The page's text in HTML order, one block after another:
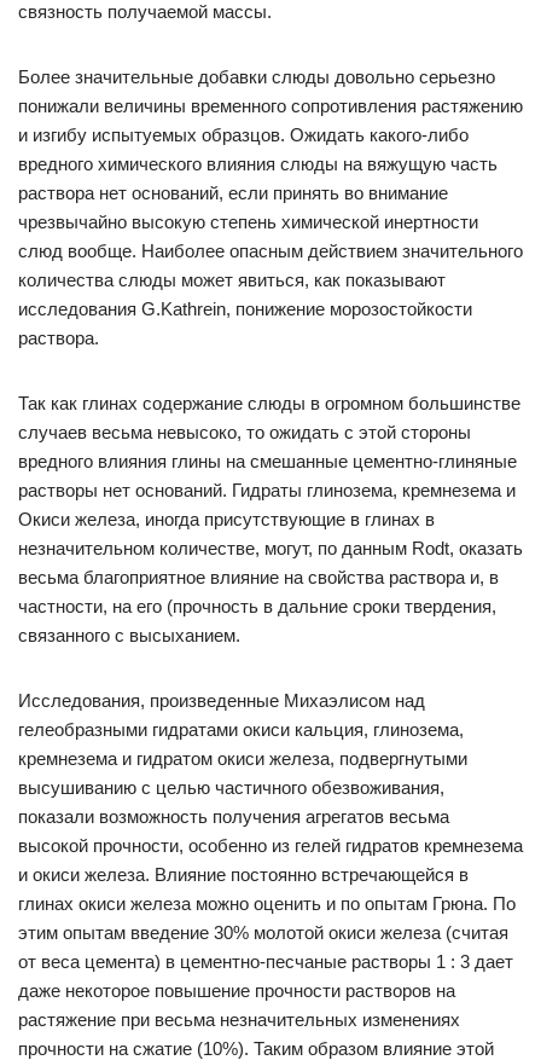
связность получаемой массы.
Более значительные добавки слюды довольно серьезно
понижали величины временного сопротивления растяжению
и изгибу испытуемых образцов. Ожидать какого-либо
вредного химического влияния слюды на вяжущую часть
раствора нет оснований, если принять во внимание
чрезвычайно высокую степень химической инертности
слюд вообще. Наиболее опасным действием значительного
количества слюды может явиться, как показывают
исследования G.Kathrein, понижение морозостойкости
раствора.
Так как глинах содержание слюды в огромном большинстве
случаев весьма невысоко, то ожидать с этой стороны
вредного влияния глины на смешанные цементно-глиняные
растворы нет оснований. Гидраты глинозема, кремнезема и
Окиси железа, иногда присутствующие в глинах в
незначительном количестве, могут, по данным Rodt, оказать
весьма благоприятное влияние на свойства раствора и, в
частности, на его (прочность в дальние сроки твердения,
связанного с высыханием.
Исследования, произведенные Михаэлисом над
гелеобразными гидратами окиси кальция, глинозема,
кремнезема и гидратом окиси железа, подвергнутыми
высушиванию с целью частичного обезвоживания,
показали возможность получения агрегатов весьма
высокой прочности, особенно из гелей гидратов кремнезема
и окиси железа. Влияние постоянно встречающейся в
глинах окиси железа можно оценить и по опытам Грюна. По
этим опытам введение 30% молотой окиси железа (считая
от веса цемента) в цементно-песчаные растворы 1 : 3 дает
даже некоторое повышение прочности растворов на
растяжение при весьма незначительных изменениях
прочности на сжатие (10%). Таким образом влияние этой